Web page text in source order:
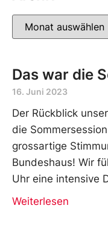
Das war die
16. Juni 2023
Der Rückblick
die
grossartige
Bundeshaus! Wir
Uhr eine intensive
Weiterlesen